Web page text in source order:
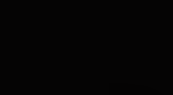
деятельности и